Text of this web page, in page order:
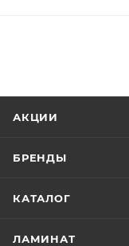
АКЦИИ
БРЕНДЫ
КАТАЛОГ
ЛАМИНАТ